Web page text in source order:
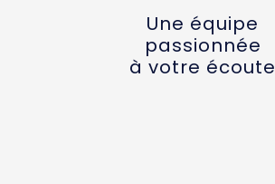
Une équipe
passionnée
à votre écoute